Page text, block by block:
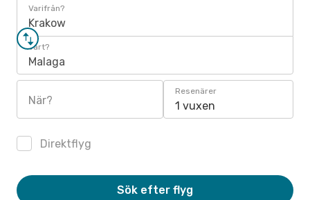
Varifrån?
Krakow
Vart?
Malaga
När?
Resenärer
1 vuxen
Direktflyg
Sök efter flyg